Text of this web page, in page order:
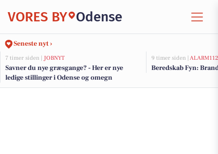
VORES BY Odense
Seneste nyt ›
7 timer siden | JOBNYT
Savner du nye græsgange? - Her er nye
ledige stillinger i Odense og omegn
9 timer siden | ALARM112
Beredskab Fyn: